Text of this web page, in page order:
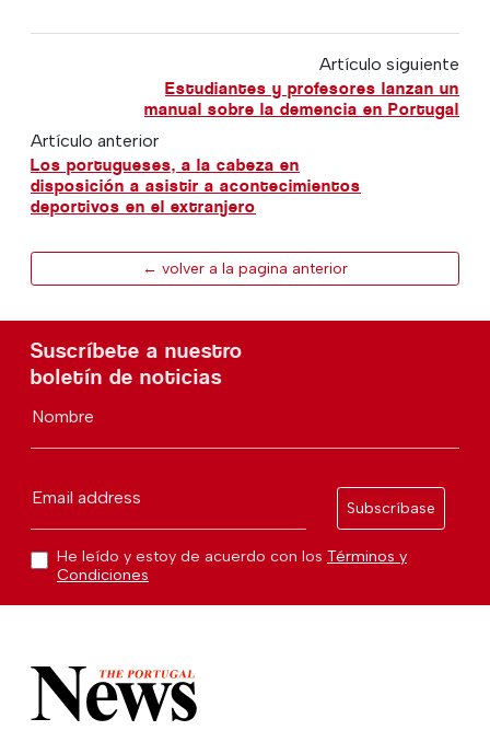
Artículo siguiente
Estudiantes y profesores lanzan un
manual sobre la demencia en Portugal
Artículo anterior
Los portugueses, a la cabeza en
disposición a asistir a acontecimientos
deportivos en el extranjero
← volver a la pagina anterior
Suscríbete a nuestro
boletín de noticias
Nombre
Email address
Subscríbase
He leído y estoy de acuerdo con los Términos y
Condiciones